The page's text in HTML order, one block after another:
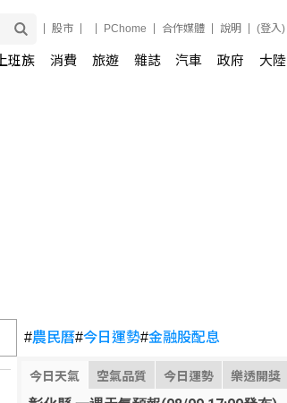
股市 PChome 合作媒體 說明 (登入)
上班族 消費 旅遊 雜誌 汽車 政府 大陸
#農民曆#今日運勢#金融股配息
今日天氣 空氣品質 今日運勢 樂透開獎